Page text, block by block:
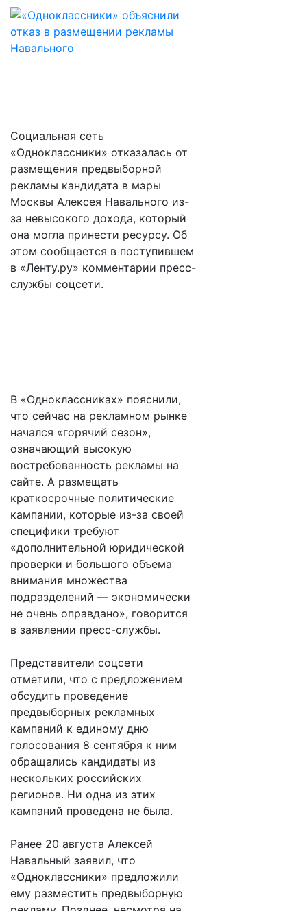
Социальная сеть
«Одноклассники» отказалась от
размещения предвыборной
рекламы кандидата в мэры
Москвы Алексея Навального из-
за невысокого дохода, который
она могла принести ресурсу. Об
этом сообщается в поступившем
в «Ленту.ру» комментарии пресс-
службы соцсети.
В «Одноклассниках» пояснили,
что сейчас на рекламном рынке
начался «горячий сезон»,
означающий высокую
востребованность рекламы на
сайте. А размещать
краткосрочные политические
кампании, которые из-за своей
специфики требуют
«дополнительной юридической
проверки и большого объема
внимания множества
подразделений — экономически
не очень оправдано», говорится
в заявлении пресс-службы.
Представители соцсети
отметили, что с предложением
обсудить проведение
предвыборных рекламных
кампаний к единому дню
голосования 8 сентября к ним
обращались кандидаты из
нескольких российских
регионов. Ни одна из этих
кампаний проведена не была.
Ранее 20 августа Алексей
Навальный заявил, что
«Одноклассники» предложили
ему разместить предвыборную